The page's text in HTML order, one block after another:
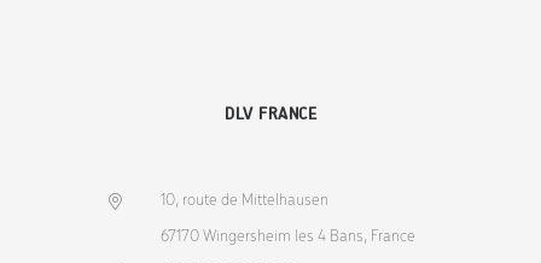
DLV FRANCE
10, route de Mittelhausen
67170 Wingersheim les 4 Bans, France